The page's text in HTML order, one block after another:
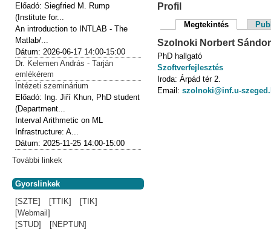
Profil
Elsődleges fülek
Megtekintés (aktív fül)
Szolnoki Norbert Sándor
PhD hallgató
Szoftverfejlesztés
Iroda: Árpád tér 2.
Email: szolnoki@inf.u-
Előadó:Siegfried M. Rump
(Institute for...
An introduction to INTLAB - The
Matlab/...
Dátum: 2026-06-17 14:00-15:00
Dr. Kelemen András - Tarján
emlékérem
Intézeti szeminárium
Előadó: Ing. Jiří Khun, PhD student
(Department...
Interval Arithmetic on ML
Infrastructure: A...
Dátum: 2025-11-25 14:00-15:00
További linkek
Gyorslinkek
[SZTE]
[TTIK]
[TIK]
[Webmail]
[STUD]
[NEPTUN]